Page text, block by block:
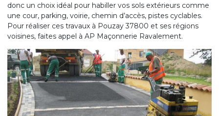
donc un choix idéal pour habiller vos sols extérieurs comme
une cour, parking, voirie, chemin d’accès, pistes cyclables.
Pour réaliser ces travaux à Pouzay 37800 et ses régions
voisines, faites appel à AP Maçonnerie Ravalement.